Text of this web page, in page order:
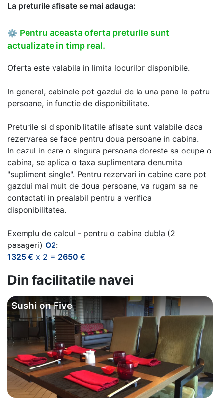
La preturile afisate se mai adauga:
⚙ Pentru aceasta oferta preturile sunt
actualizate in timp real.
Oferta este valabila in limita locurilor disponibile.
In general, cabinele pot gazdui de la una pana la patru
persoane, in functie de disponibilitate.
Preturile si disponibilitatile afisate sunt valabile daca
rezervarea se face pentru doua persoane in cabina.
In cazul in care o singura persoana doreste sa ocupe o
cabina, se aplica o taxa suplimentara denumita
"supliment single". Pentru rezervari in cabine care pot
gazdui mai mult de doua persoane, va rugam sa ne
contactati in prealabil pentru a verifica
disponibilitatea.
Exemplu de calcul - pentru o cabina dubla (2
pasageri) O2:
1325 € x 2 = 2650 €
Din facilitatile navei
Sushi on Five